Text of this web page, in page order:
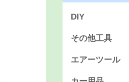
DIY
その他工具
エアーツール